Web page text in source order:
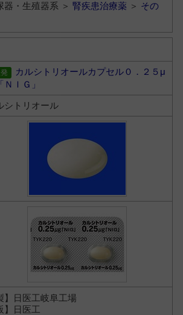
器・生殖器系 ＞腎疾患治療薬 ＞ その
カルシトリオールカプセル０．２５μ
ＮＩＧ」
シトリオール
】日医工岐阜工場
】日医工